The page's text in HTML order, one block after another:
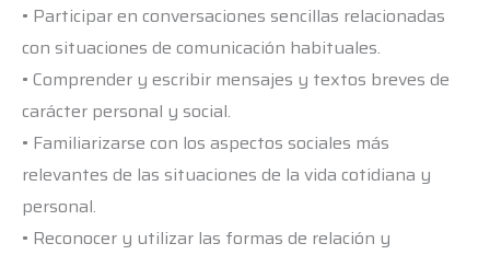
• Participar en conversaciones sencillas relacionadas
con situaciones de comunicación habituales.
• Comprender y escribir mensajes y textos breves de
carácter personal y social.
• Familiarizarse con los aspectos sociales más
relevantes de las situaciones de la vida cotidiana y
personal.
• Reconocer y utilizar las formas de relación y